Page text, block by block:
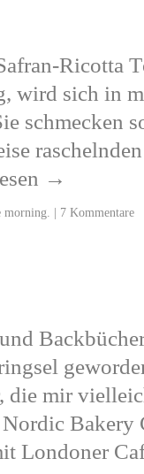
Ricotta
wird sich in
schmecken
→
morning. | 7 Kommentare
die mir
Nordic
Londoner